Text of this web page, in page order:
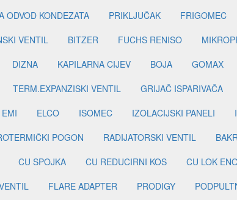
ODVOD KONDEZATA PRIKLJUČAK FRIGOMEC
VENTIL BITZER FUCHS RENISO
DIZNA KAPILARNA CIJEV BOJA GOMAX
TERM.EXPANZISKI VENTIL GRIJAČ ISPARIVAČA
EMI ELCO ISOMEC IZOLACIJSKI PANELI
POGON RADIJATORSKI VENTIL
CU SPOJKA CU REDUCIRNI KOS CU LOK
FLARE ADAPTER PRODIGY